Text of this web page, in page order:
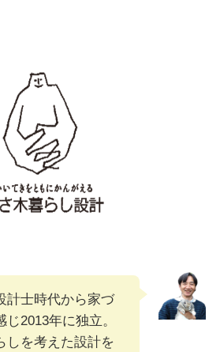
計士時代から家づ
じ2013年に独立。
しを考えた設計を